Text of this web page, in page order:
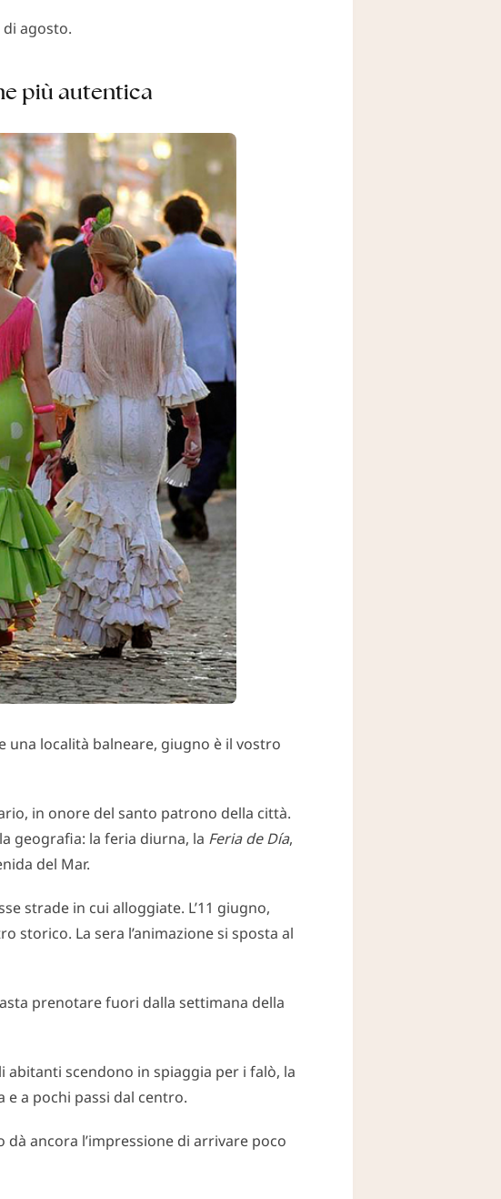
agosto.
più autentica
una località balneare, giugno è il vostro
in onore del santo patrono della città.
geografia: la feria diurna, la Feria de Día,
del Mar.
strade in cui alloggiate. L’11 giugno,
storico. La sera l’animazione si sposta al
prenotare fuori dalla settimana della
abitanti scendono in spiaggia per i falò, la
e a pochi passi dal centro.
ancora l’impressione di arrivare poco